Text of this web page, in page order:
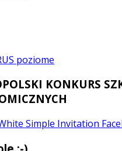
KONKURS